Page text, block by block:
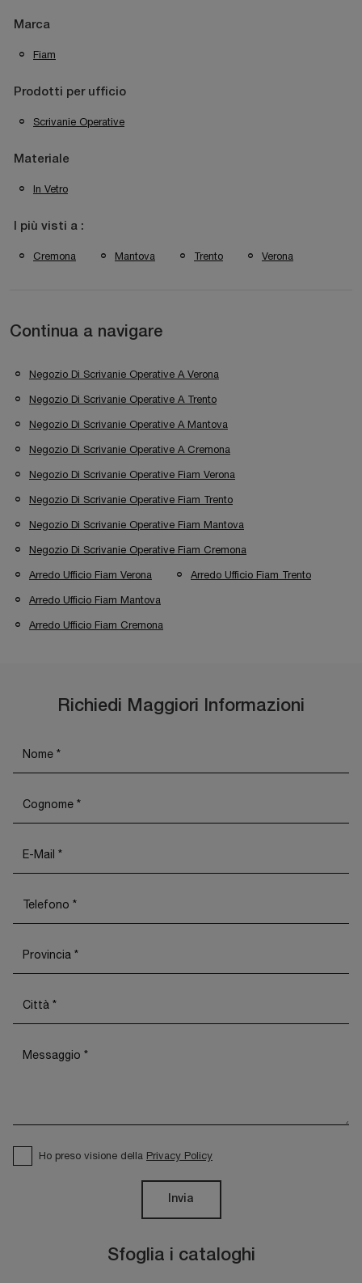
Marca
Fiam
Prodotti per ufficio
Scrivanie Operative
Materiale
In Vetro
I più visti a :
Cremona Mantova Trento Verona
Continua a navigare
Negozio Di Scrivanie Operative A Verona
Negozio Di Scrivanie Operative A Trento
Negozio Di Scrivanie Operative A Mantova
Negozio Di Scrivanie Operative A Cremona
Negozio Di Scrivanie Operative Fiam Verona
Negozio Di Scrivanie Operative Fiam Trento
Negozio Di Scrivanie Operative Fiam Mantova
Negozio Di Scrivanie Operative Fiam Cremona
Arredo Ufficio Fiam Verona Arredo Ufficio Fiam Trento
Arredo Ufficio Fiam Mantova
Arredo Ufficio Fiam Cremona
Sfoglia i cataloghi
Richiedi Maggiori Informazioni
Ho preso visione della Privacy Policy
Invia